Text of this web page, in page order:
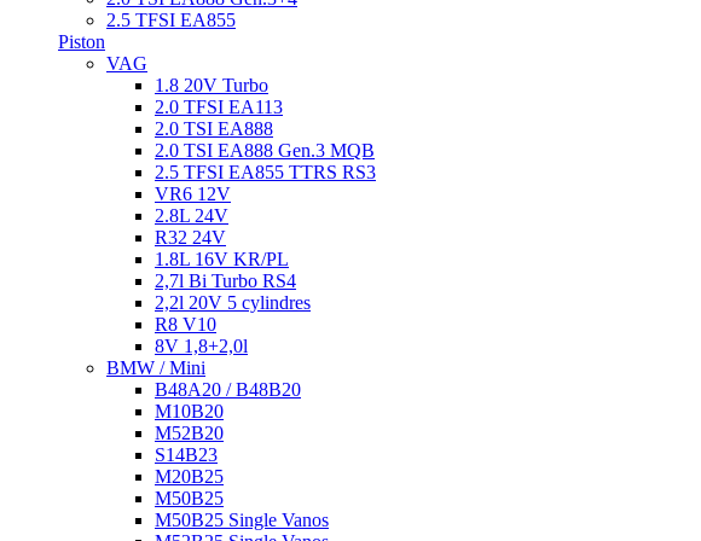
2.5 TFSI EA855
Piston
VAG
1.8 20V Turbo
2.0 TFSI EA113
2.0 TSI EA888
2.0 TSI EA888 Gen.3 MQB
2.5 TFSI EA855 TTRS RS3
VR6 12V
2.8L 24V
R32 24V
1.8L 16V KR/PL
2,7l Bi Turbo RS4
2,2l 20V 5 cylindres
R8 V10
8V 1,8+2,0l
BMW / Mini
B48A20 / B48B20
M10B20
M52B20
S14B23
M20B25
M50B25
M50B25 Single Vanos